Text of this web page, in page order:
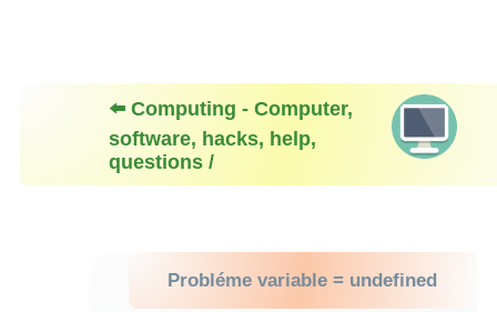
⬅️ Computing - Computer,
software, hacks, help,
questions /
Probléme variable = undefined